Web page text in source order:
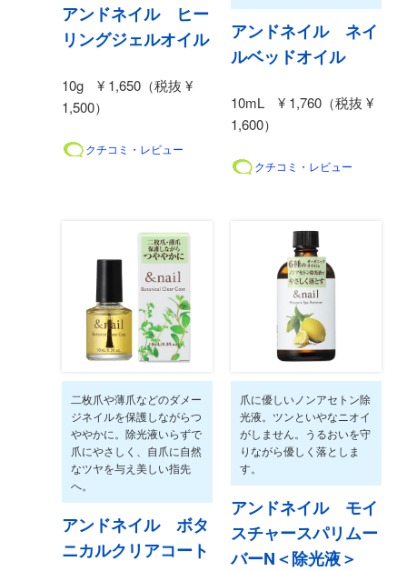
アンドネイル ヒー
リングジェルオイル
10g ¥ 1,650（税抜 ¥
1,500）
クチコミ・レビュー
アンドネイル ネイ
ルベッドオイル
10mL ¥ 1,760（税抜 ¥
1,600）
クチコミ・レビュー
二枚爪や薄爪などのダメー
ジネイルを保護しながらつ
ややかに。除光液いらずで
爪にやさしく、自爪に自然
なツヤを与え美しい指先
へ。
アンドネイル ボタ
ニカルクリアコート
爪に優しいノンアセトン除
光液。ツンといやなニオイ
がしません。うるおいを守
りながら優しく落としま
す。
アンドネイル モイ
スチャースパリムー
バーN＜除光液＞